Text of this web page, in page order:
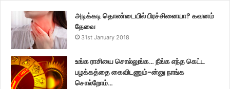
அடிக்கடி தொண்டையில் பிரச்சினையா? கவனம்
தேவை
31st January 2018
உங்க ராசியை சொல்லுங்க… நீங்க எந்த கெட்ட
பழக்கத்தை கைவிடணும்-ன்னு நாங்க
சொல்றோம்…